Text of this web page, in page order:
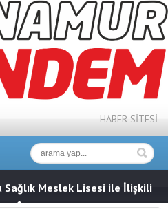
HABER SİTESİ
Sağlık Meslek Lisesi ile İlişkili